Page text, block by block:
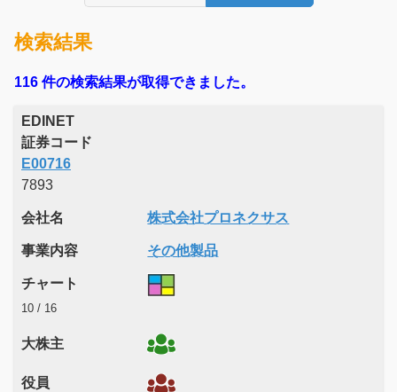
検索結果
116 件の検索結果が取得できました。
EDINET
証券コード
E00716
7893
会社名 株式会社プロネクサス
事業内容 その他製品
チャート
10 / 16
大株主
役員